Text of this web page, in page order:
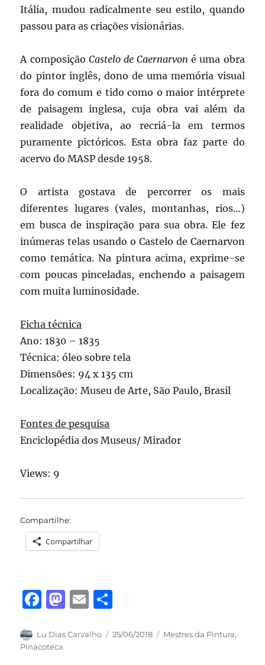
Itália, mudou radicalmente seu estilo, quando
passou para as criações visionárias.
A composição Castelo de Caernarvon é uma obra
do pintor inglês, dono de uma memória visual
fora do comum e tido como o maior intérprete
de paisagem inglesa, cuja obra vai além da
realidade objetiva, ao recriá-la em termos
puramente pictóricos. Esta obra faz parte do
acervo do MASP desde 1958.
O artista gostava de percorrer os mais
diferentes lugares (vales, montanhas, rios…)
em busca de inspiração para sua obra. Ele fez
inúmeras telas usando o Castelo de Caernarvon
como temática. Na pintura acima, exprime-se
com poucas pinceladas, enchendo a paisagem
com muita luminosidade.
Ficha técnica
Ano: 1830 – 1835
Técnica: óleo sobre tela
Dimensões: 94 x 135 cm
Localização: Museu de Arte, São Paulo, Brasil
Fontes de pesquisa
Enciclopédia dos Museus/ Mirador
Views: 9
Compartilhe:
Compartilhar
F
c
e
M
st
E
ai a
Autor
Lu Dias Carvalho
Publicado
25/06/2018 Categorias
Mestres da Pintura,
Pinacoteca